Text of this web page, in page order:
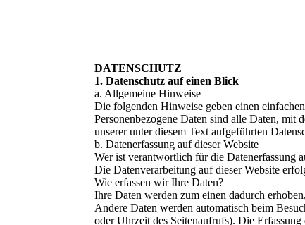
DATEN­SCHUTZ
1. Datenschutz auf einen Blick
a. Allgemeine Hinweise
Die folgenden Hinweise geben einen
Personenbezogene Daten sind alle Daten,
unserer unter diesem Text aufgeführten
b. Datenerfassung auf dieser Website
Wer ist verantwortlich für die Datenerfassung
Die Datenverarbeitung auf dieser Website
Wie erfassen wir Ihre Daten?
Ihre Daten werden zum einen dadurch
Andere Daten werden automatisch beim
oder Uhrzeit des Seitenaufrufs). Die